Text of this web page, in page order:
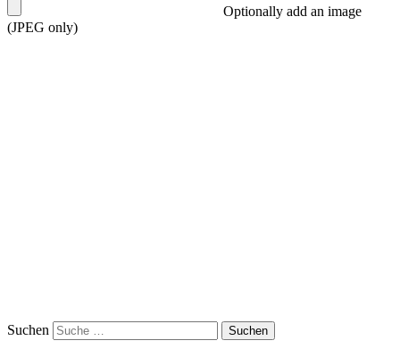
Optionally add an image
(JPEG only)
Suchen